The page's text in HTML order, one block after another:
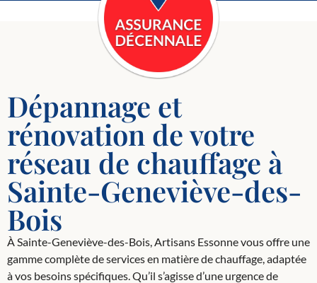
Dépannage et
rénovation de votre
réseau de chauffage à
Sainte-Geneviève-des-
Bois
À Sainte-Geneviève-des-Bois, Artisans Essonne vous offre une
gamme complète de services en matière de chauffage, adaptée
à vos besoins spécifiques. Qu’il s’agisse d’une urgence de